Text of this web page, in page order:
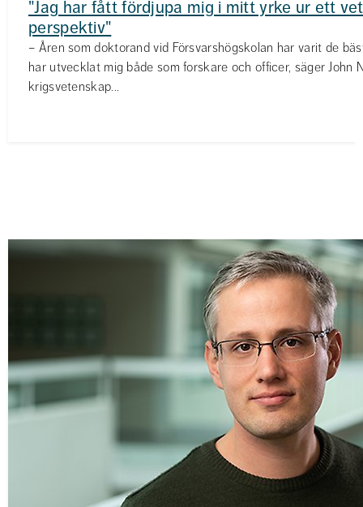
"Jag har fått fördjupa mig i mitt yrke ur ett
perspektiv"
– Åren som doktorand vid Försvarshögskolan har varit de
har utvecklat mig både som forskare och officer, säger John
krigsvetenskap...